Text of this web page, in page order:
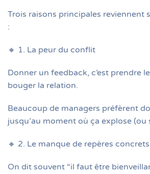
Trois raisons principales reviennent
:
🔸 1. La peur du conflit
Donner un feedback, c’est prendre
bouger la relation.
Beaucoup de managers préfèrent
jusqu’au moment où ça explose (ou
🔸 2. Le manque de repères concrets
On dit souvent “il faut être